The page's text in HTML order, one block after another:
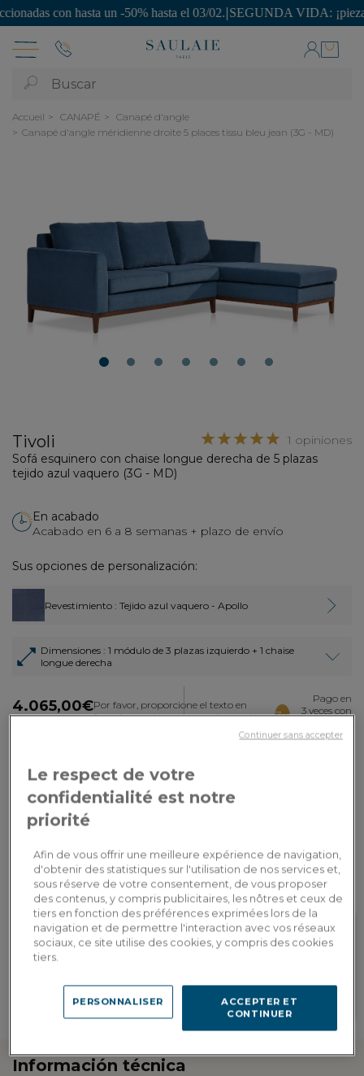
con hasta un -50% hasta el 03/02.|SEGUNDA VIDA: ¡piezas
Buscar
Accueil CANAPÉ
Canapé d'angle
Canapé d'angle méridienne droite 5 places tissu bleu jean (3G - MD)
1 2 3 4 5 6 7
1 opiniones
Tivoli
Sofá esquinero con chaise longue derecha de 5 plazas
tejido azul vaquero (3G - MD)
En acabado
Acabado en 6 a 8 semanas + plazo de envío
Sus opciones de personalización:
Revestimiento : Tejido azul vaquero - Apollo
Dimensiones: 1 módulo de 3 plazas izquierdo + 1 chaise
longue derecha
4.065,00€Por favor, proporcione el texto en
francés que desea que traduzca al
3x
Pago en
3 veces con
bancaria
AÑADIR A LA CESTA
Calcular mis gastos de envío por país
Fidelidad recompensada
decir, un descuento de 81,20€
nuestros showrooms
Información técnica
Le respect de votre
confidentialité est notre
priorité
Afin de vous offrir une meilleure expérience de navigation,
d'obtenir des statistiques sur l'utilisation de nos services et,
sous réserve de votre consentement, de vous proposer
des contenus, y compris publicitaires, les nôtres et ceux de
tiers en fonction des préférences exprimées lors de la
navigation et de permettre l'interaction avec vos réseaux
sociaux, ce site utilise des cookies, y compris des cookies
tiers.
ACCEPTER ET
CONTINUER
PERSONNALISER
Continuer sans accepter